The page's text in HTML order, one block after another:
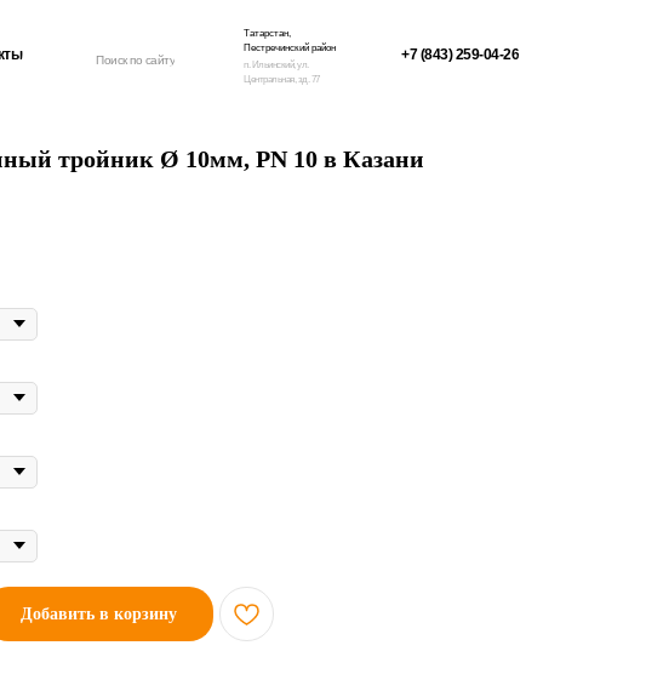
Поиск по сайту +7 (843) 259-04-26
п. Ильинский, ул.
Центральная, зд. 77
Татарстан,
Пестречинский район
тройник Ø 10мм, PN 10 в Казани
Добавить в корзину